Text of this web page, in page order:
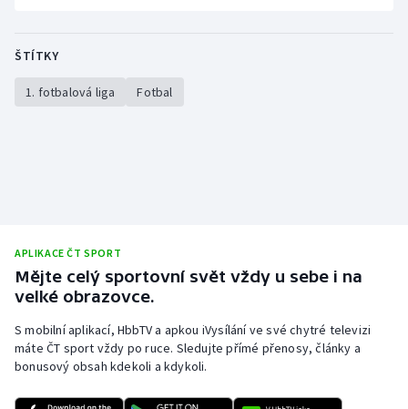
ŠTÍTKY
1. fotbalová liga Fotbal
APLIKACE ČT SPORT
Mějte celý sportovní svět vždy u sebe i na
velké obrazovce.
S mobilní aplikací, HbbTV a apkou iVysílání ve své chytré televizi
máte ČT sport vždy po ruce. Sledujte přímé přenosy, články a
bonusový obsah kdekoli a kdykoli.